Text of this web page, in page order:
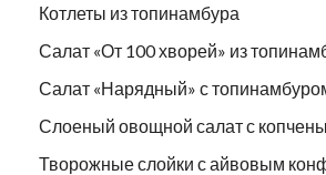
Котлеты из топинамбура
Салат «От 100 хворей» из
Салат «Нарядный» с
Слоеный овощной салат с
Творожные слойки с айвовым